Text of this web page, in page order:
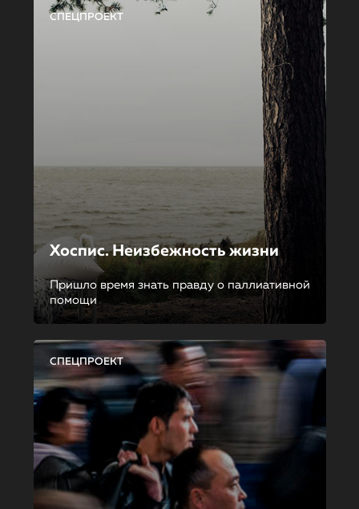
СПЕЦПРОЕКТ
Хоспис. Неизбежность жизни
Пришло время знать правду о паллиативной
помощи
СПЕЦПРОЕКТ